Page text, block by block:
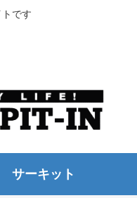
です
サーキット